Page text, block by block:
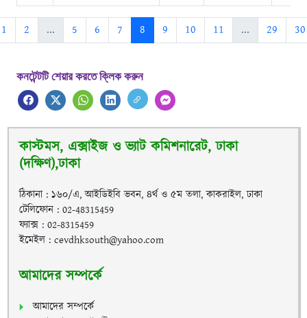
1 2 ... 5 6 7 8 9 10 11 ... 29 30
কনটেন্টটি শেয়ার করতে ক্লিক করুন
কাস্টমস, এক্সাইজ ও ভ্যাট কমিশনারেট, ঢাকা
(দক্ষিণ),ঢাকা
ঠিকানা : ১৬০/এ, আইডিইবি ভবন, ৪র্থ ও ৫ম তলা, কাকরাইল, ঢাকা
টেলিফোন : 02-48315459
ফ্যাক্স : 02-8315459
ইমেইল : cevdhksouth@yahoo.com
আমাদের সম্পর্কে
আমাদের সম্পর্কে